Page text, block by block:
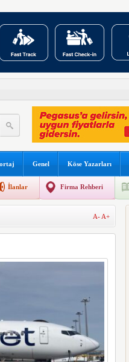
Genel Köse Yazarları
İlanlar Firma Rehberi
A- A+